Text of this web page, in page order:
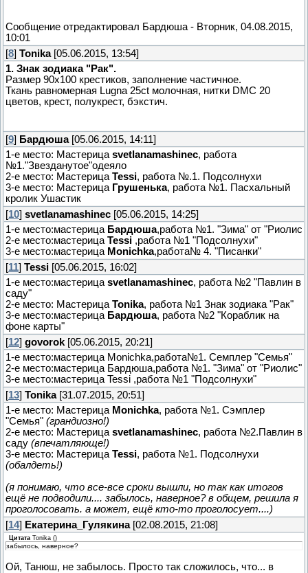
Сообщение отредактировал Бардюша - Вторник, 04.08.2015,
10:01
[8] Tonika[05.06.2015, 13:54]
1. Знак зодиака "Рак".
Размер 90х100 крестиков, заполнение частичное.
Ткань равномерная Lugna 25ct молочная, нитки DMC 20
цветов, крест, полукрест, бэкстич.
[9] Бардюша[05.06.2015, 14:11]
1-е место: Мастерица svetlanamashinec, работа
№1."Звезданутое"одеяло
2-е место: Мастерица Tessi, работа №.1. Подсолнухи
3-е место: Мастерица Грушенька, работа №1. Пасхальный
кролик Ушастик
[10] svetlanamashinec [05.06.2015, 14:25]
1-е место:мастерица Бардюша,работа №1. "Зима" от "Риолис
2-е место:мастерица Tessi ,работа №1 "Подсолнухи"
3-е место:мастерица Monichka,работа№ 4. "Писанки"
[11] Tessi [05.06.2015, 16:02]
1-е место:мастерица svetlanamashinec, работа №2 "Павлин в
саду"
2-е место: Мастерица Tonika, работа №1 Знак зодиака "Рак"
3-е место:мастерица Бардюша, работа №2 "Кораблик на
фоне карты"
[12] govorok [05.06.2015, 20:21]
1-е место:мастерица Monichka,работа№1. Семплер "Семья"
2-е место:мастерица Бардюша,работа №1. "Зима" от "Риолис"
3-е место:мастерица Tessi ,работа №1 "Подсолнухи"
[13] Tonika[31.07.2015, 20:51]
1-е место: Мастерица Monichka, работа №1. Сэмплер
"Семья" (грандиозно!)
2-е место: Мастерица svetlanamashinec, работа №2.Павлин в
саду (впечатляюще!)
3-е место: Мастерица Tessi, работа №1. Подсолнухи
(обалдеть!)
(я понимаю, что все-все сроки вышли, но так как итогов
ещё не подводили.... забылось, наверное? в общем, решила я
проголосовать. а может, ещё кто-то проголосует....)
[14] Екатерина_Гулякина[02.08.2015, 21:08]
Цитата Tonika ()
забылось, наверное?
Ой, Танюш, не забылось. Просто так сложилось, что... в